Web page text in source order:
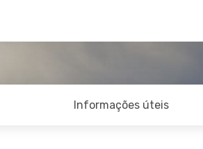
Informações úteis